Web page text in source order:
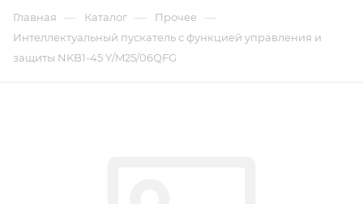
Главная — Каталог — Прочее —
Интеллектуальный пускатель с функцией управления и
защиты NKB1-45 Y/M25/06QFG